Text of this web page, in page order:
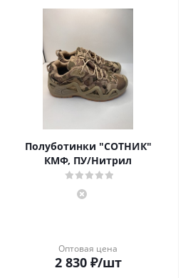
Полуботинки "СОТНИК"
КМФ, ПУ/Нитрил
Оптовая цена
2 830₽/шт